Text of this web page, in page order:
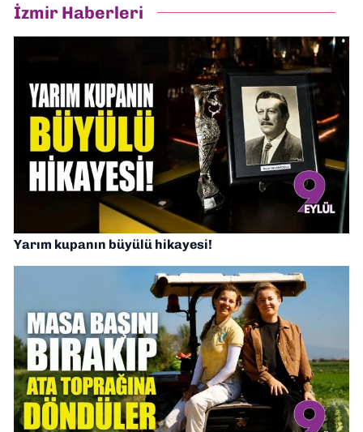
İzmir Haberleri
Yarım kupanın büyülü hikayesi!